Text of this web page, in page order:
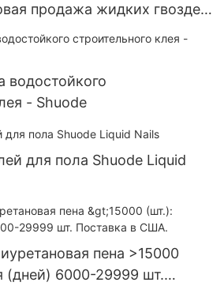
продажа жидких гвоздей
водостойкого
- Shuode
для пола Shuode Liquid
пена >15000
(дней) 6000-29999 шт.